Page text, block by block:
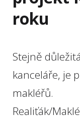
roku
Stejně
kanceláře, je
makléřů.
Realiťák/